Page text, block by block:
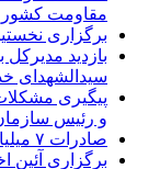
مقاومت کشور
برگزاری
بازدید مدیرکل
سیدالشهدای
پیگیری
و رئیس
صادرات ۷ میلیاردی انواع صنایع دستی از مرکز مازندران
برگزاری آئین